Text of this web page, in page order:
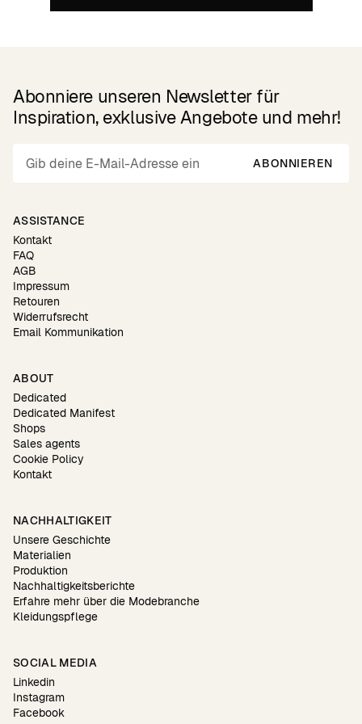
Abonniere unseren Newsletter für
Inspiration, exklusive Angebote und mehr!
ABONNIEREN
ASSISTANCE
Kontakt
FAQ
AGB
Impressum
Retouren
Widerrufsrecht
Email Kommunikation
ABOUT
Dedicated
Dedicated Manifest
Shops
Sales agents
Cookie Policy
Kontakt
NACHHALTIGKEIT
Unsere Geschichte
Materialien
Produktion
Nachhaltigkeitsberichte
Erfahre mehr über die Modebranche
Kleidungspflege
SOCIAL MEDIA
Linkedin
Instagram
Facebook